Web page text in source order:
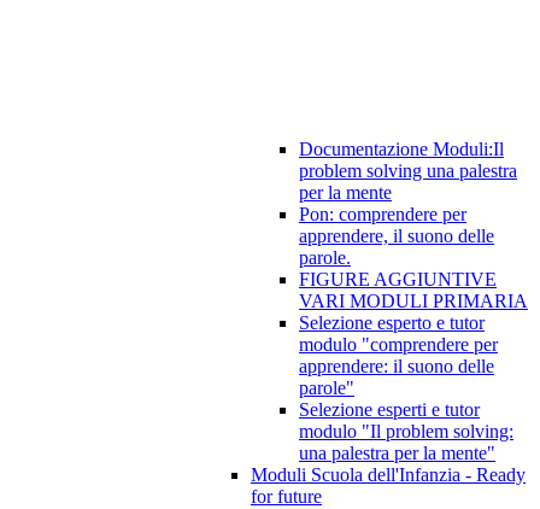
Documentazione Moduli:Il
problem solving una palestra
per la mente
Pon: comprendere per
apprendere, il suono delle
parole.
FIGURE AGGIUNTIVE
VARI MODULI PRIMARIA
Selezione esperto e tutor
modulo "comprendere per
apprendere: il suono delle
parole"
Selezione esperti e tutor
modulo "Il problem solving:
una palestra per la mente"
Moduli Scuola dell'Infanzia - Ready
for future